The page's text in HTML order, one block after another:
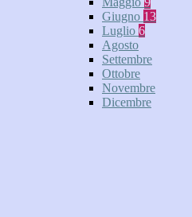
Giugno 13
Luglio 6
Agosto
Settembre
Ottobre
Novembre
Dicembre